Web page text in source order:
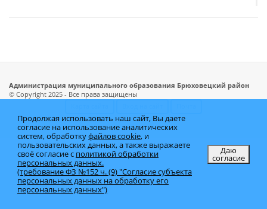
Администрация муниципального образования Брюховецкий район
© Copyright 2025 - Все права защищены
Продолжая использовать наш сайт, Вы даете
согласие на использование аналитических
систем, обработкуфайлов cookie, и
пользовательских данных, а также выражаете
своё согласие с политикой обработки
персональных данных.
(требование ФЗ №152 ч. (9) "Согласие субъекта
персональных данных на обработку его
персональных данных")
Даю
согласие